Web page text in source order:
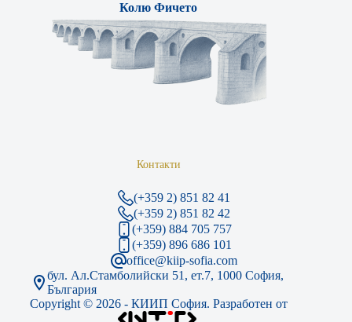
Колю Фичето
Контакти
(+359 2) 851 82 41
(+359 2) 851 82 42
(+359) 884 705 757
(+359) 896 686 101
office@kiip-sofia.com
бул. Ал.Стамболийски 51, ет.7, 1000 София,
България
Copyright © 2026 - КИИП София. Разработен от